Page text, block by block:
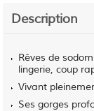
Description
Rêves de
lingerie, coup
Vivant
Ses gorges